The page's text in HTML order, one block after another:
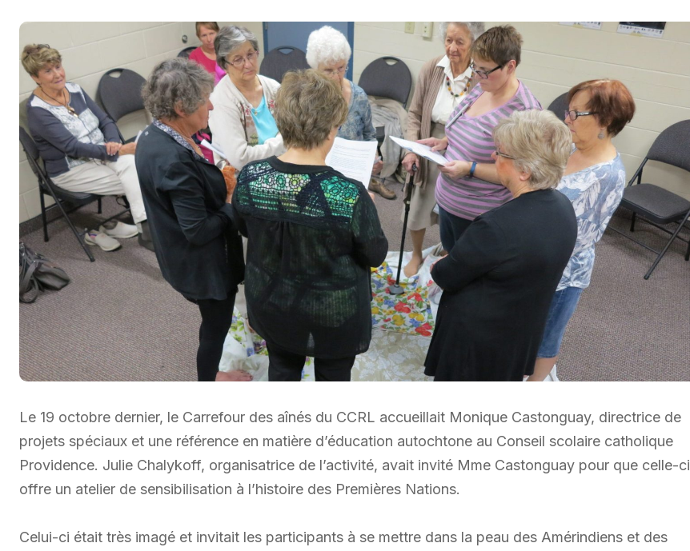
Le 19 octobre dernier, le Carrefour des aînés du CCRL accueillait Monique Castonguay, directrice de
projets spéciaux et une référence en matière d’éducation autochtone au Conseil scolaire catholique
Providence. Julie Chalykoff, organisatrice de l’activité, avait invité Mme Castonguay pour que celle-ci
offre un atelier de sensibilisation à l’histoire des Premières Nations.
Celui-ci était très imagé et invitait les participants à se mettre dans la peau des Amérindiens et des